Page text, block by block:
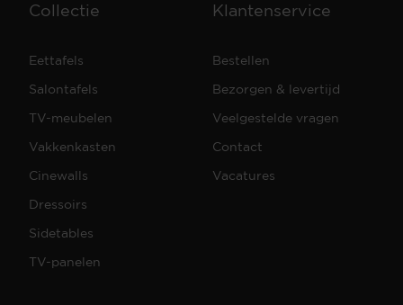
Collectie
Eettafels
Salontafels
TV-meubelen
Vakkenkasten
Cinewalls
Dressoirs
Sidetables
TV-panelen
Klantenservice
Bestellen
Bezorgen & levertijd
Veelgestelde vragen
Contact
Vacatures